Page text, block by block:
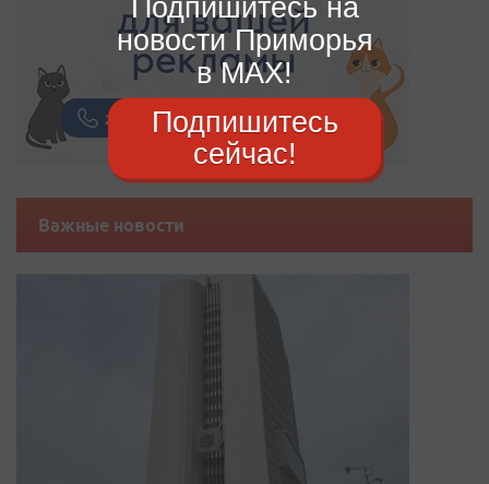
Важные новости
Подпишитесь на
новости Приморья
в MAX!
Подпишитесь
сейчас!